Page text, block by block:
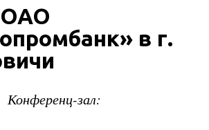
в г.
Конференц-зал: